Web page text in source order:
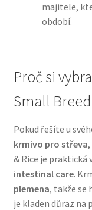
Přepravky pro
Purizon pro psy
Royal Canin pro
majitele,
období.
Proč si
Small
Pokud řešíte u
krmivo pro střeva
& Rice je praktická
intestinal care.
plemena, takže se
je kladen důraz na